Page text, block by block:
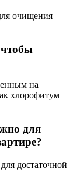
очищения
на
хлорофитум
для
достаточной